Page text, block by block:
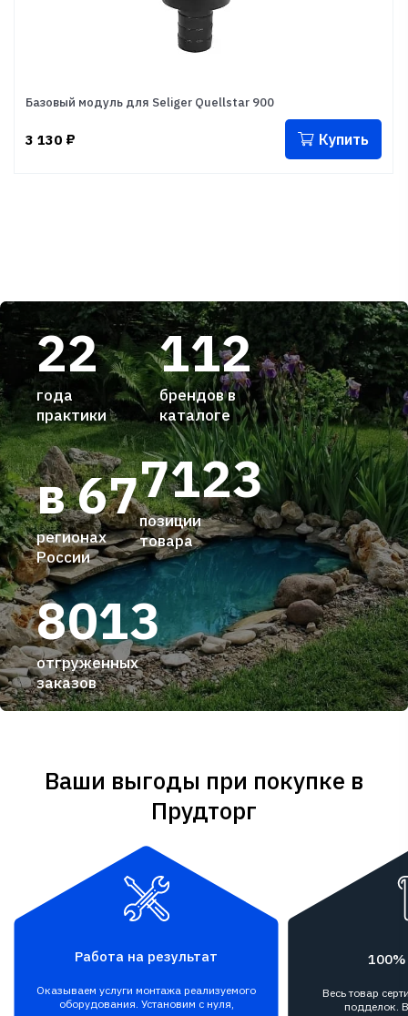
Базовый модуль для Seliger Quellstar 900
3 130 ₽ Купить
22
года
практики
112
брендов в
каталоге
7123
позиции
товара
8013
отгруженных
заказов
в 67
регионах
России
Ваши выгоды при покупке в
Прудторг
Работа на результат
Оказываем услуги монтажа реализуемого
оборудования. Установим с нуля,
Весь товар
подделок.